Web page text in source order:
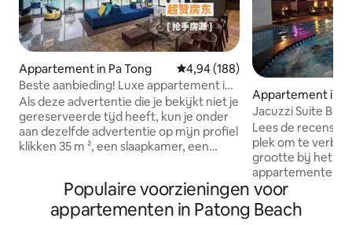
Appartement in Pa Tong Gemiddelde beoordeling van
4,94 (188)
Beste aanbieding! Luxe appartement in
Patong Beach. 5 minuten van het strand,
10 minuten van de barstraat,
Jiangxileng.Perfecte vakantie
Als deze advertentie die je bekijkt niet je
gereserveerde tijd heeft, kun je onder
aan dezelfde advertentie op mijn profiel
klikken 35 m ², een slaapkamer, een
Europese stijl Koelkast Airconditioner
Föhn Lichaamszeep Shampoo Gratis
gratis Ruim eigen balkon Openlucht
Appartement in
Jacuzzi Suite
60m2 Modern
Lees de
plek om te
grootte bij het
appartementen.
meeste anderen
hebben geen
lucht en
Populaire voorzieningen voor
appartementen in Patong Beach